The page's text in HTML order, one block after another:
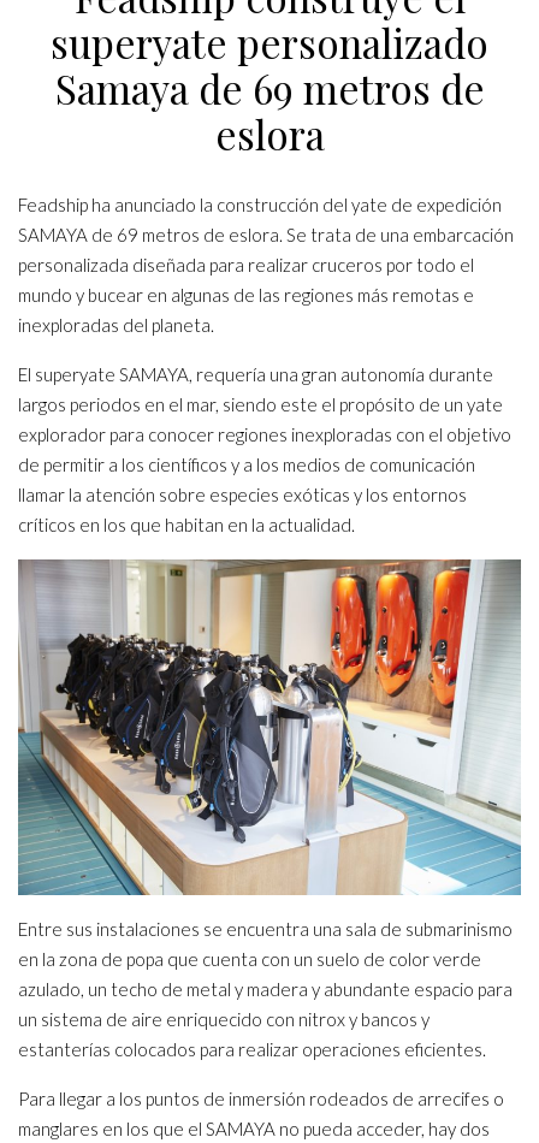
superyate personalizado
Samaya de 69 metros de
eslora
Feadship ha anunciado la construcción del yate de expedición
SAMAYA de 69 metros de eslora. Se trata de una embarcación
personalizada diseñada para realizar cruceros por todo el
mundo y bucear en algunas de las regiones más remotas e
inexploradas del planeta.
El superyate SAMAYA, requería una gran autonomía durante
largos periodos en el mar, siendo este el propósito de un yate
explorador para conocer regiones inexploradas con el objetivo
de permitir a los científicos y a los medios de comunicación
llamar la atención sobre especies exóticas y los entornos
críticos en los que habitan en la actualidad.
Entre sus instalaciones se encuentra una sala de submarinismo
en la zona de popa que cuenta con un suelo de color verde
azulado, un techo de metal y madera y abundante espacio para
un sistema de aire enriquecido con nitrox y bancos y
estanterías colocados para realizar operaciones eficientes.
Para llegar a los puntos de inmersión rodeados de arrecifes o
manglares en los que el SAMAYA no pueda acceder, hay dos